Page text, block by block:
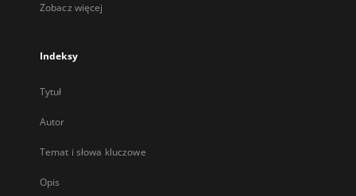
Zobacz więcej
Indeksy
Tytuł
Autor
Temat i słowa kluczowe
Opis